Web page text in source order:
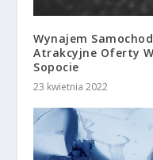
Wynajem
Atrakcyjne Oferty
Sopocie
23 kwietnia 2022